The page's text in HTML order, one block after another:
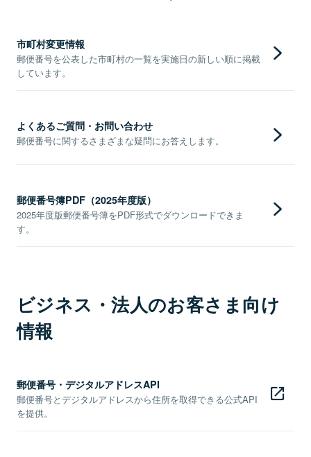
市町村変更情報
郵便番号を公表した市町村の一覧を実施日の新しい順に掲載
しています。
よくあるご質問・お問い合わせ
郵便番号に関するさまざまな疑問にお答えします。
郵便番号簿PDF（2025年度版）
2025年度版郵便番号簿をPDF形式でダウンロードできま
す。
ビジネス・法人のお客さま向け
情報
郵便番号・デジタルアドレスAPI
郵便番号とデジタルアドレスから住所を取得できる公式API
を提供。